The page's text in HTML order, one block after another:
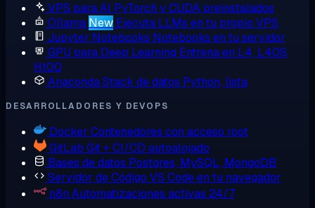
VPS para AI PyTorch y CUDA preinstalados
Ollama New Ejecuta LLMs en tu propio VPS
Jupyter Notebooks Notebooks en tu servidor
GPU para Deep Learning Entrena en L4, L40S,
H100
AnacondaStack de datos Python, lista
DESARROLLADORES Y DEVOPS
Docker Contenedores con acceso root
GitLab Git + CI/CD autoalojado
Bases de datos Postgres, MySQL, MongoDB
Servidor de Código VS Code en tu navegador
n8n Automatizaciones activas 24/7